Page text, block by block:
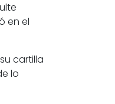
en el
cartilla
lo